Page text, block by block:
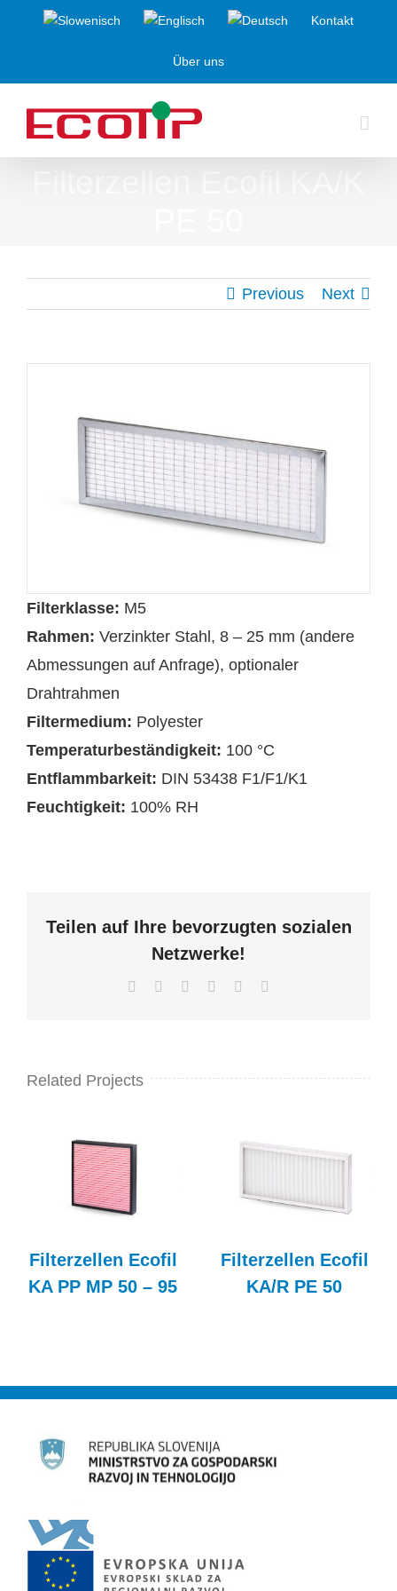
Kontakt
Über uns
Previous Next
Filterklasse: M5
Rahmen: Verzinkter Stahl, 8 – 25 mm (andere
Abmessungen auf Anfrage), optionaler
Drahtrahmen
Filtermedium: Polyester
Temperaturbeständigkeit: 100 °C
Entflammbarkeit: DIN 53438 F1/F1/K1
Feuchtigkeit: 100% RH
Teilen auf Ihre bevorzugten sozialen
Netzwerke!
Facebook LinkedInWhatsApp
Pinterest
Related Projects
Filterzellen Ecofil
KA PP MP 50 – 95
Filterzellen Ecofil
KA/R PE 50